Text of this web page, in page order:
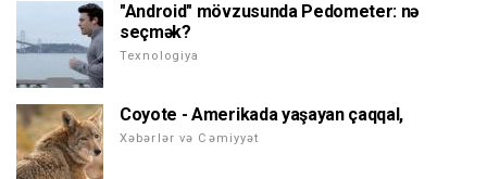
"Android" mövzusunda Pedometer: nə
seçmək?
Texnologiya
Coyote - Amerikada yaşayan çaqqal,
Xəbərlər və Cəmiyyət